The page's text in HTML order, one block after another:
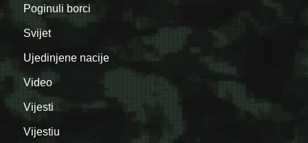
Poginuli borci
Svijet
Ujedinjene nacije
Video
Vijesti
Vijestiu